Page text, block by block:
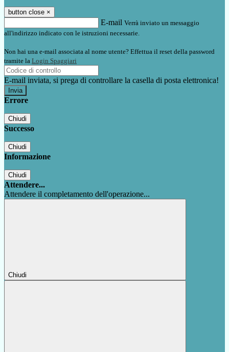
button close ×
E-mail Verrà inviato un messaggio
all'indirizzo indicato con le istruzioni necessarie.
Non hai una e-mail associata al nome utente? Effettua il reset della password
tramite la Login Spaggiari
E-mail inviata, si prega di controllare la casella di posta elettronica!
Errore
Chiudi
Successo
Chiudi
Informazione
Chiudi
Attendere...
Attendere il completamento dell'operazione...
Chiudi